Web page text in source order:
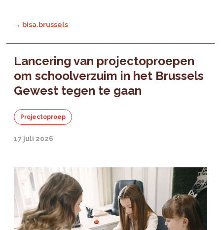
→ bisa.brussels
Lancering van projectoproepen
om schoolverzuim in het Brussels
Gewest tegen te gaan
Projectoproep
17 juli 2026